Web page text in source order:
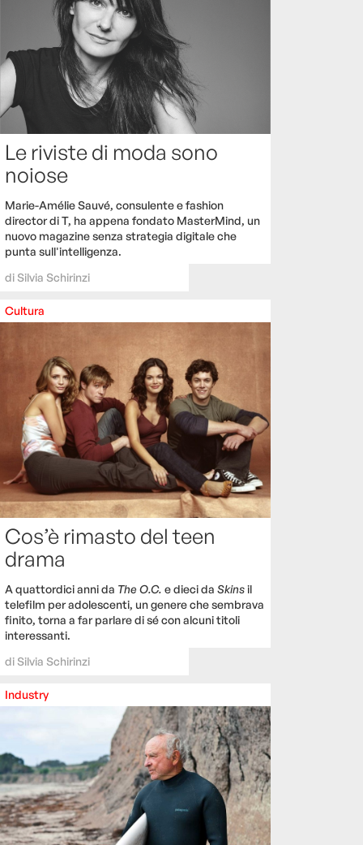
Le riviste di moda sono
noiose
Marie-Amélie Sauvé, consulente e fashion
director di T, ha appena fondato MasterMind, un
nuovo magazine senza strategia digitale che
punta sull'intelligenza.
diSilvia Schirinzi
Cultura
Cos’è rimasto del teen
drama
A quattordici anni da The O.C. e dieci da Skinsil
telefilm per adolescenti, un genere che sembrava
finito, torna a far parlare di sé con alcuni titoli
interessanti.
diSilvia Schirinzi
Industry